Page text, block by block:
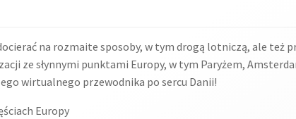
na rozmaite sposoby, w tym drogą lotniczą, ale też
ze słynnymi punktami Europy, w tym Paryżem,
wirtualnego przewodnika po sercu Danii!
Europy